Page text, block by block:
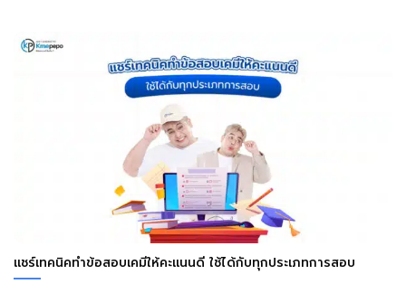
แชร์เทคนิคทำข้อสอบเคมีให้คะแนนดี ใช้ได้กับทุกประเภทการสอบ